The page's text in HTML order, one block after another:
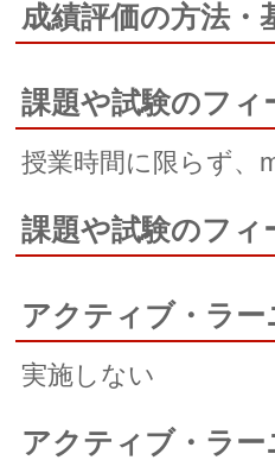
成績評価の方法・
課題や試験のフィ
授業時間に限らず、
課題や試験のフィ
アクティブ・ラ
実施しない
アクティブ・ラ